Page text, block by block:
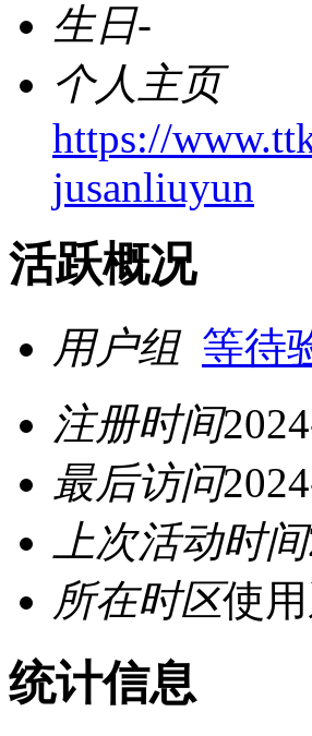
生日-
个人主页
https://
jusanliuyun
活跃概况
用户组 等待
注册时间
最后访问
上次活动时间
所在时区使
统计信息